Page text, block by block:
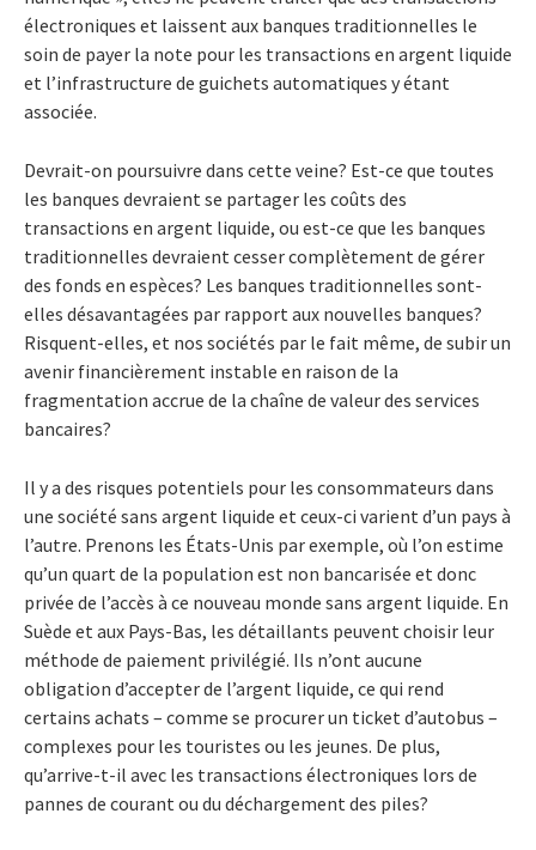
électroniques et laissent aux banques traditionnelles le
soin de payer la note pour les transactions en argent liquide
et l’infrastructure de guichets automatiques y étant
associée.
Devrait-on poursuivre dans cette veine? Est-ce que toutes
les banques devraient se partager les coûts des
transactions en argent liquide, ou est-ce que les banques
traditionnelles devraient cesser complètement de gérer
des fonds en espèces? Les banques traditionnelles sont-
elles désavantagées par rapport aux nouvelles banques?
Risquent-elles, et nos sociétés par le fait même, de subir un
avenir financièrement instable en raison de la
fragmentation accrue de la chaîne de valeur des services
bancaires?
Il y a des risques potentiels pour les consommateurs dans
une société sans argent liquide et ceux-ci varient d’un pays à
l’autre. Prenons les États-Unis par exemple, où l’on estime
qu’un quart de la population est non bancarisée et donc
privée de l’accès à ce nouveau monde sans argent liquide. En
Suède et aux Pays-Bas, les détaillants peuvent choisir leur
méthode de paiement privilégié. Ils n’ont aucune
obligation d’accepter de l’argent liquide, ce qui rend
certains achats – comme se procurer un ticket d’autobus –
complexes pour les touristes ou les jeunes. De plus,
qu’arrive-t-il avec les transactions électroniques lors de
pannes de courant ou du déchargement des piles?